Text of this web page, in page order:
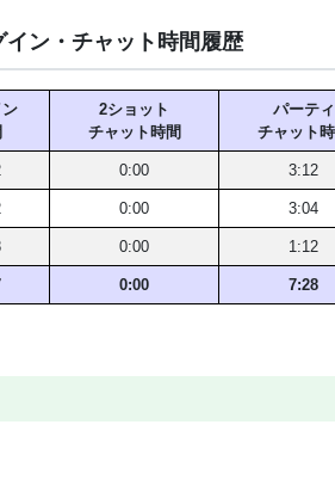
「楽しかったな
って思ってもらえた
一期一会、
出会えてよかった
こんなヒカリ
ン・チャット時間履歴
2ショット
チャット時間
パーティ
チャット
0:00 3:12
0:00 3:04
0:00 1:12
0:00 7:28